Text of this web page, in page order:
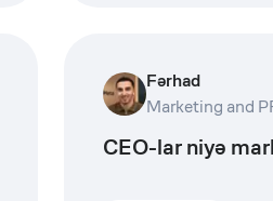
Fərhad
CEO-lar niyə